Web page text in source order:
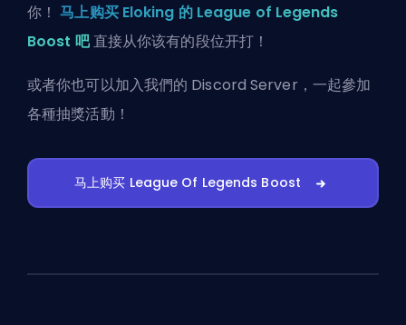
你！马上购买 Eloking 的 League of Legends
Boost 吧直接从你该有的段位开打！
或者你也可以加入我們的 Discord Server ，一起參加
各種抽獎活動！
马上购买 League Of Legends Boost